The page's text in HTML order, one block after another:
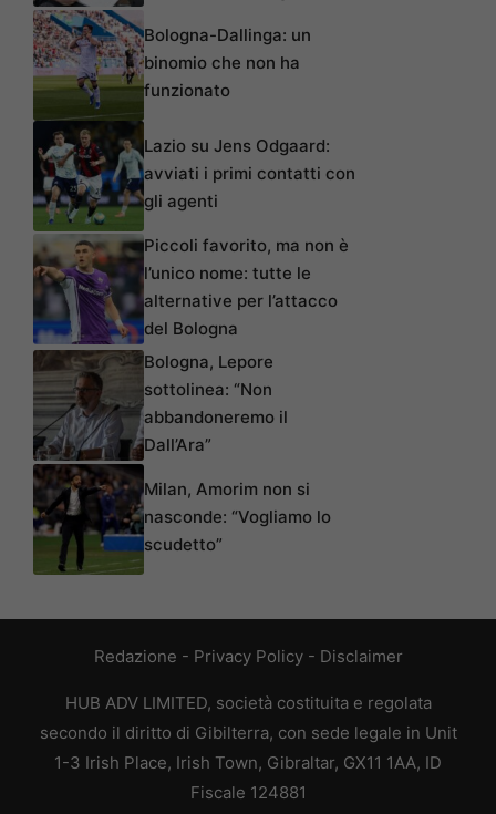
Bologna-Dallinga: un
binomio che non ha
funzionato
Lazio su Jens Odgaard:
avviati i primi contatti con
gli agenti
Piccoli favorito, ma non è
l’unico nome: tutte le
alternative per l’attacco
del Bologna
Bologna, Lepore
sottolinea: “Non
abbandoneremo il
Dall’Ara”
Milan, Amorim non si
nasconde: “Vogliamo lo
scudetto”
Redazione - Privacy Policy- Disclaimer
HUB ADV LIMITED, società costituita e regolata
secondo il diritto di Gibilterra, con sede legale in Unit
1-3 Irish Place, Irish Town, Gibraltar, GX11 1AA, ID
Fiscale 124881